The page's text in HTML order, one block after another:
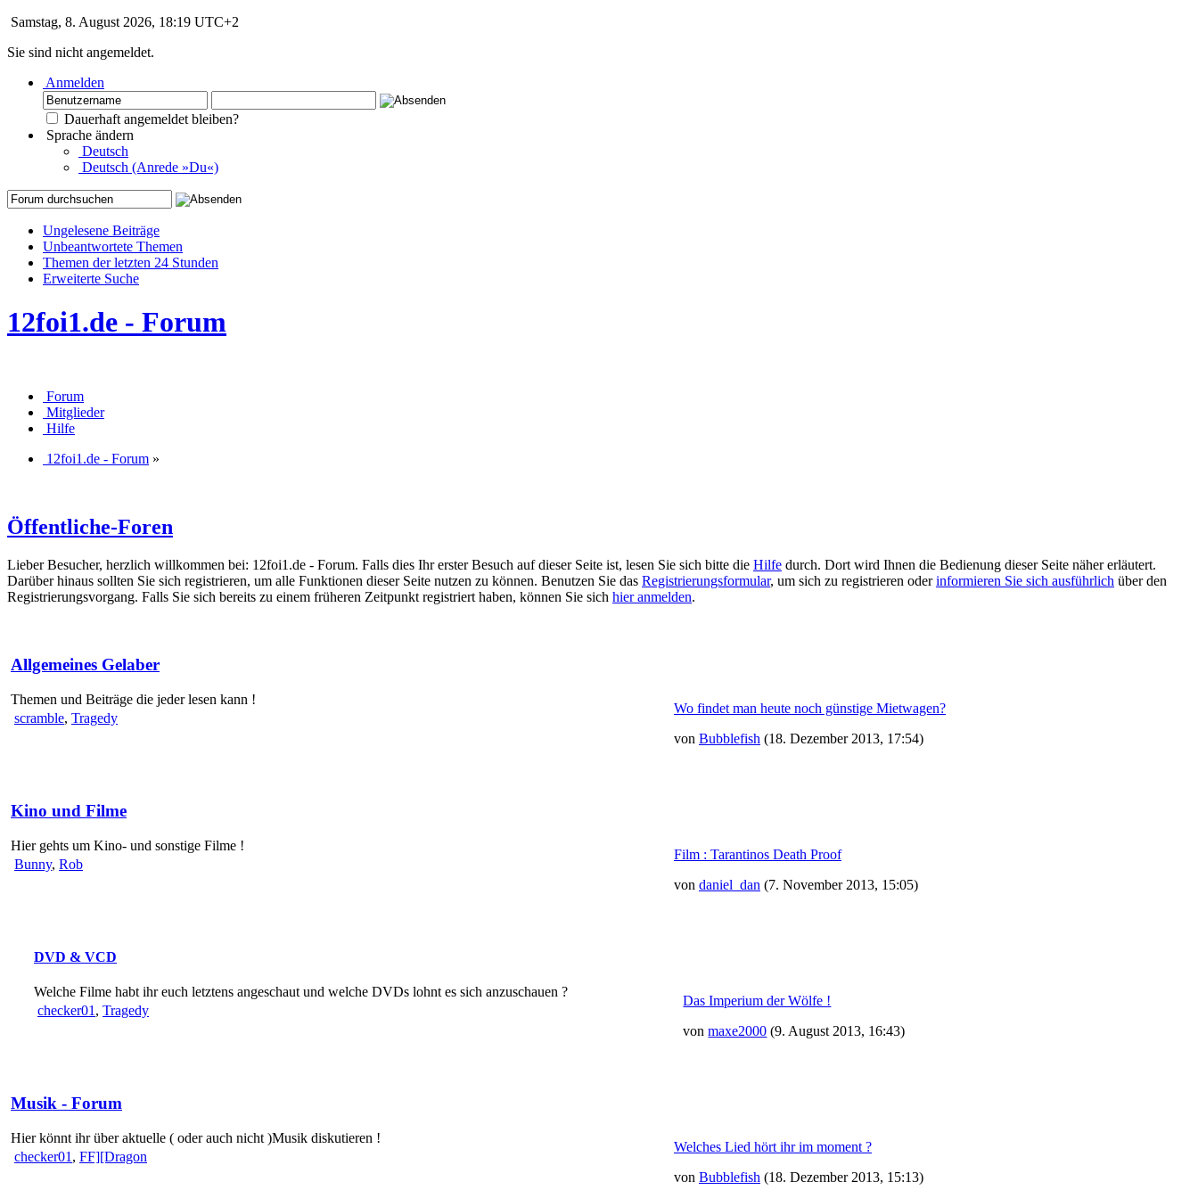
Samstag, 8. August 2026, 18:19 UTC+2
Sie sind nicht angemeldet.
Anmelden
Dauerhaft angemeldet bleiben?
Sprache ändern
Deutsch
Deutsch (Anrede »Du«)
Ungelesene Beiträge
Unbeantwortete Themen
Themen der letzten 24 Stunden
Erweiterte Suche
12foi1.de - Forum
Forum
Mitglieder
Hilfe
12foi1.de - Forum »
Öffentliche-Foren
Lieber Besucher, herzlich willkommen bei: 12foi1.de - Forum. Falls dies Ihr erster Besuch auf dieser Seite ist, lesen Sie sich bitte die Hilfe durch. Dort wird Ihnen die Bedienung dieser Seite näher erläutert.
Darüber hinaus sollten Sie sich registrieren, um alle Funktionen dieser Seite nutzen zu können. Benutzen Sie das Registrierungsformular, um sich zu registrieren oderinformieren Sie sich ausführlich über den
Registrierungsvorgang. Falls Sie sich bereits zu einem früheren Zeitpunkt registriert haben, können Sie sich hier anmelden.
Allgemeines Gelaber
Wo findet man heute noch günstige Mietwagen?
von Bubblefish (18. Dezember 2013, 17:54)
Themen und Beiträge die jeder lesen kann !
scramble, Tragedy
Kino und Filme
Film : Tarantinos Death Proof
von daniel_dan (7. November 2013, 15:05)
Hier gehts um Kino- und sonstige Filme !
Bunny, Rob
DVD & VCD
Das Imperium der Wölfe !
vonmaxe2000 (9. August 2013, 16:43)
Welche Filme habt ihr euch letztens angeschaut und welche DVDs lohnt es sich anzuschauen ?
checker01 , Tragedy
Musik - Forum
Welches Lied hört ihr im moment ?
von Bubblefish (18. Dezember 2013, 15:13)
Hier könnt ihr über aktuelle ( oder auch nicht )Musik diskutieren !
checker01 , FF][Dragon